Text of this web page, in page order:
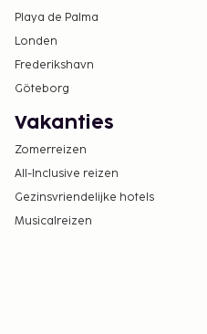
Playa de Palma
Londen
Frederikshavn
Göteborg
Vakanties
Zomerreizen
All-Inclusive reizen
Gezinsvriendelijke hotels
Musicalreizen